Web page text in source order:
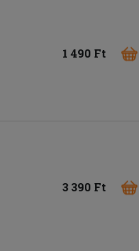
1 490 Ft
3 390 Ft